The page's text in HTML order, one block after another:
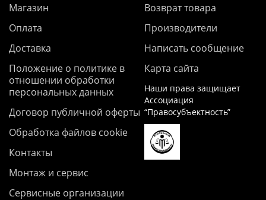
Магазин
Оплата
Доставка
Положение о политике в
отношении обработки
персональных данных
Договор публичной оферты
Обработка файлов cookie
Контакты
Монтаж и сервис
Сервисные организации
Возврат товара
Производители
Написать сообщение
Карта сайта
Наши права защищает
Ассоциация
“Правосубъектность”